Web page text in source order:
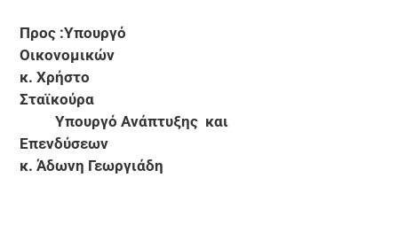
Προς :Υπουργό
Οικονομικών
κ. Χρήστο
Σταϊκούρα
Υπουργό Ανάπτυξης και
Επενδύσεων
κ. Άδωνη Γεωργιάδη